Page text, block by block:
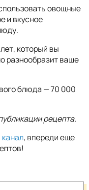
овощные
и вкусное
который вы
разнообразит ваше
блюда — 70 000
рецепта.
, впереди еще